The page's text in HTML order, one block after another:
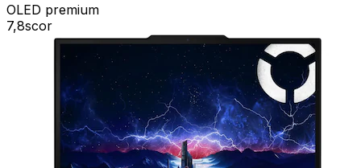
OLED premium
7,8scor